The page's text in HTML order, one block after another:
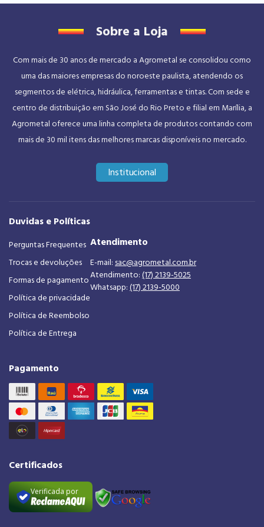
Sobre a Loja
Com mais de 30 anos de mercado a Agrometal se consolidou como
uma das maiores empresas do noroeste paulista, atendendo os
segmentos de elétrica, hidráulica, ferramentas e tintas. Com sede e
centro de distribuição em São José do Rio Preto e filial em Marília, a
Agrometal oferece uma linha completa de produtos contando com
mais de 30 mil itens das melhores marcas disponíveis no mercado.
Institucional
Duvidas e Políticas
Perguntas Frequentes
Trocas e devoluções
Formas de pagamento
Política de privacidade
Política de Reembolso
Política de Entrega
Atendimento
E-mail: sac@agrometal.com.br
Atendimento: (17) 2139-5025
Whatsapp: (17) 2139-5000
Pagamento
Certificados
Verificada por